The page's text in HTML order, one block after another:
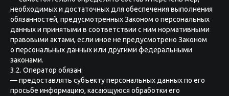
необходимых и достаточных для обеспечения выполнения
обязанностей, предусмотренных Законом о персональных
данных и принятыми в соответствии с ним нормативными
правовыми актами, если иное не предусмотрено Законом
о персональных данных или другими федеральными
законами.
3.2. Оператор обязан:
— предоставлять субъекту персональных данных по его
просьбе информацию, касающуюся обработки его